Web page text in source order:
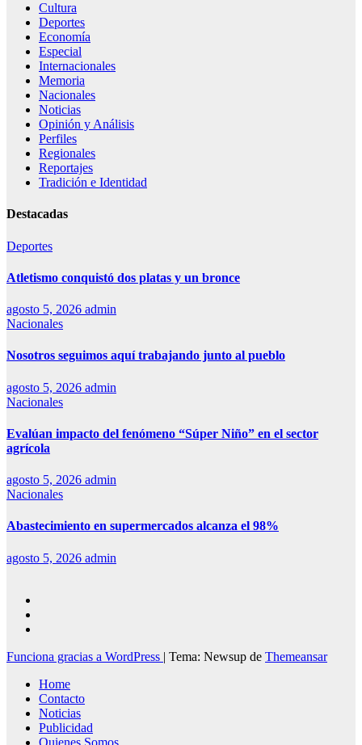
Cultura
Deportes
Economía
Especial
Internacionales
Memoria
Nacionales
Noticias
Opinión y Análisis
Perfiles
Regionales
Reportajes
Tradición e Identidad
Destacadas
Deportes
Atletismo conquistó dos platas y un bronce
agosto 5, 2026 admin
Nacionales
Nosotros seguimos aquí trabajando junto al pueblo
agosto 5, 2026 admin
Nacionales
Evalúan impacto del fenómeno “Súper Niño” en el sector
agrícola
agosto 5, 2026 admin
Nacionales
Abastecimiento en supermercados alcanza el 98%
agosto 5, 2026 admin
Funciona gracias a WordPress | Tema: Newsup de Themeansar
Home
Contacto
Noticias
Publicidad
Quienes Somos